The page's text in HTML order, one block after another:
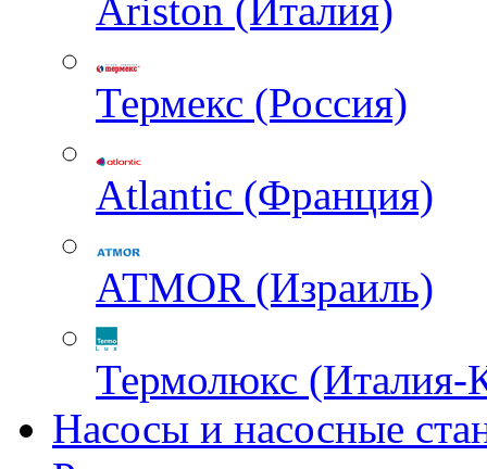
Ariston (Италия)
Термекс (Россия)
Atlantic (Франция)
ATMOR (Израиль)
Термолюкс (Италия-
Насосы и насосные